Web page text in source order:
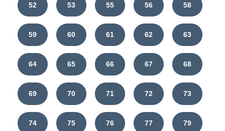
52 53 55 56 58
59 60 61 62 63
64 65 66 67 68
69 70 71 72 73
74 75 76 77 79